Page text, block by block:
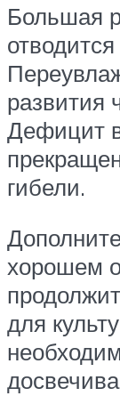
Большая
развития
Дефицит
гибели.
хорошем
для